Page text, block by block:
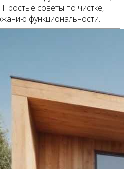
советы по чистке,
функциональности.